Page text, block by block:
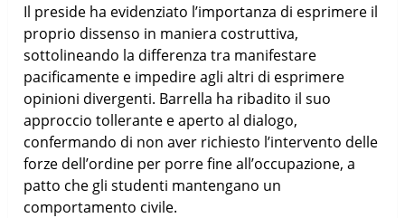
Il preside ha evidenziato l’importanza di esprimere il
proprio dissenso in maniera costruttiva,
sottolineando la differenza tra manifestare
pacificamente e impedire agli altri di esprimere
opinioni divergenti. Barrella ha ribadito il suo
approccio tollerante e aperto al dialogo,
confermando di non aver richiesto l’intervento delle
forze dell’ordine per porre fine all’occupazione, a
patto che gli studenti mantengano un
comportamento civile.